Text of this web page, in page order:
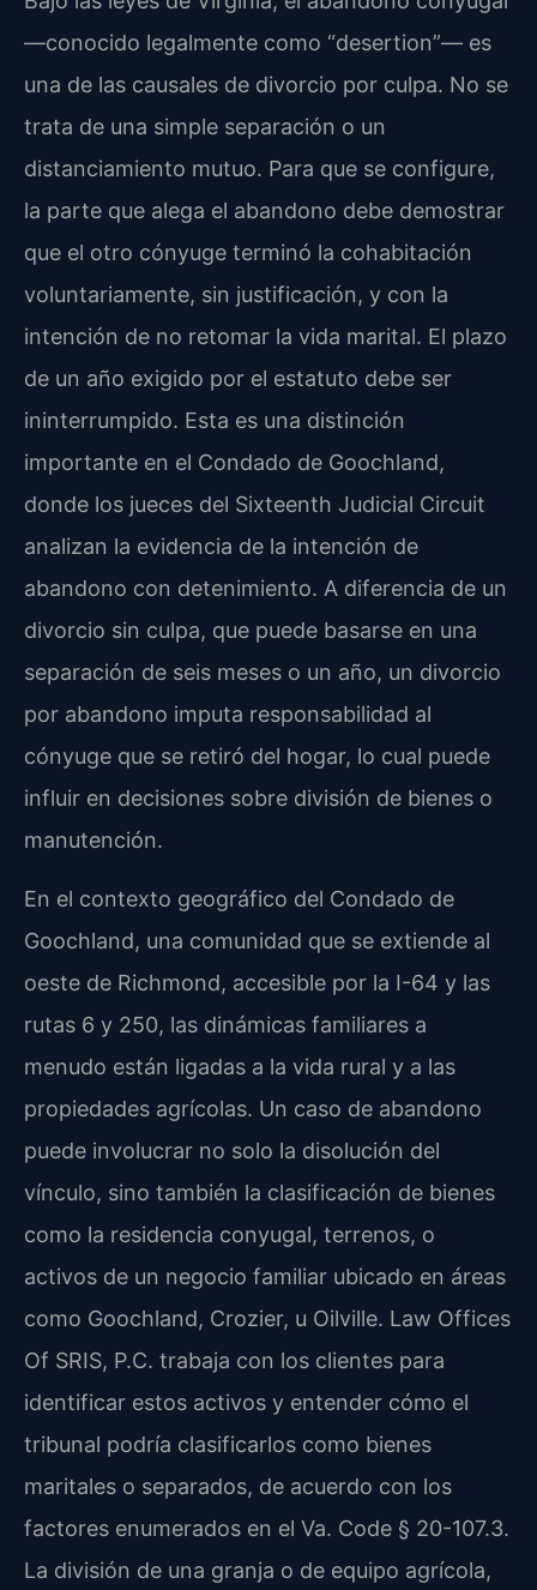
—conocido legalmente como “desertion”— es
una de las causales de divorcio por culpa. No se
trata de una simple separación o un
distanciamiento mutuo. Para que se configure,
la parte que alega el abandono debe demostrar
que el otro cónyuge terminó la cohabitación
voluntariamente, sin justificación, y con la
intención de no retomar la vida marital. El plazo
de un año exigido por el estatuto debe ser
ininterrumpido. Esta es una distinción
importante en el Condado de Goochland,
donde los jueces del Sixteenth Judicial Circuit
analizan la evidencia de la intención de
abandono con detenimiento. A diferencia de un
divorcio sin culpa, que puede basarse en una
separación de seis meses o un año, un divorcio
por abandono imputa responsabilidad al
cónyuge que se retiró del hogar, lo cual puede
influir en decisiones sobre división de bienes o
manutención.
En el contexto geográfico del Condado de
Goochland, una comunidad que se extiende al
oeste de Richmond, accesible por la I-64 y las
rutas 6 y 250, las dinámicas familiares a
menudo están ligadas a la vida rural y a las
propiedades agrícolas. Un caso de abandono
puede involucrar no solo la disolución del
vínculo, sino también la clasificación de bienes
como la residencia conyugal, terrenos, o
activos de un negocio familiar ubicado en áreas
como Goochland, Crozier, u Oilville. Law Offices
Of SRIS, P.C. trabaja con los clientes para
identificar estos activos y entender cómo el
tribunal podría clasificarlos como bienes
maritales o separados, de acuerdo con los
factores enumerados en el Va. Code § 20-107.3.
La división de una granja o de equipo agrícola,